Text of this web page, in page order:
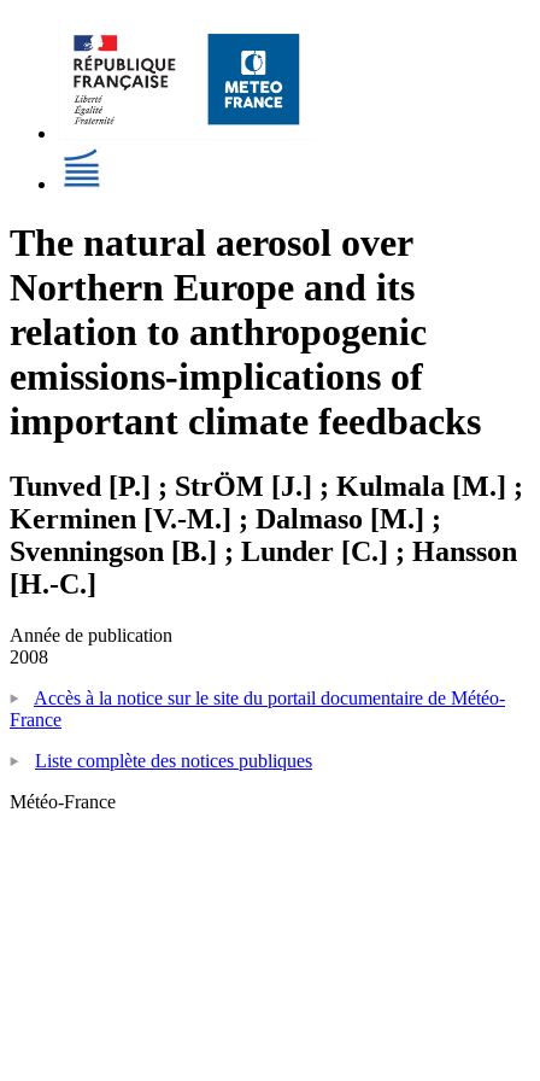
The natural aerosol over
Northern Europe and its
relation to anthropogenic
emissions-implications of
important climate feedbacks
Tunved [P.] ; StrÖM [J.] ; Kulmala [M.] ;
Kerminen [V.-M.] ; Dalmaso [M.] ;
Svenningson [B.] ; Lunder [C.] ; Hansson
[H.-C.]
Année de publication
2008
Accès à la notice sur le site du portail documentaire de Météo-
France
Liste complète des notices publiques
Météo-France